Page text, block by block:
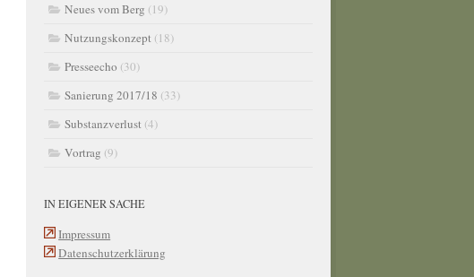
Neues vom Berg (19)
Nutzungskonzept (18)
Presseecho (30)
Sanierung 2017/18 (33)
Substanzverlust (4)
Vortrag (9)
IN EIGENER SACHE
Impressum
Datenschutzerklärung